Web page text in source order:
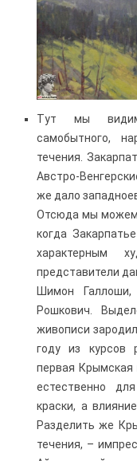
Тут мы видим
самобытного,
течения.
Австро-
же дало
Отсюда мы можем
когда
характерным
представители
Шимон
Рошкович.
живописи
году из курсов
первая Крымская
естественно
краски, а
Разделить же
течения, –